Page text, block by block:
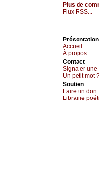
Plus de
Flux RSS...
Présеntаtion
Acсuеil
À prоpos
Cоntact
Signaler une
Un pеtit mоt ?
Sоutien
Fаirе un dоn
Librairiе